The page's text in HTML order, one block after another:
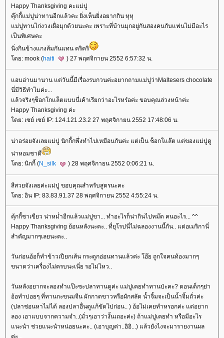
Happy Thanksgiving คะแม่ปู
คุ๊กกี้แม่ปูน่าทานอีกแล้วคะ ยิ่งเห็นยิ่งอยากกิน หุหุ
ม่ปูทานไก่งวงเผื่อมุกด้วยนะคะ เพราะที่บ้านมุกอยู่กันสองคนกับแฟนไม่มีอะไร
เป็นพิเศษคะ
นิ่งกินข้างแกงส้มกันแทน คริคริ
ดย: mook (haiti ) 27 พฤศจิกายน 2552 6:57:32 น.
อบอ่านมานาน แต่วันนี้มีเรื่องรบกวนค่ะอยากถามแม่ปูว่าMaltesers chocolate
นี่มีวิธีทำไมค่ะ...
เเล้วจริงๆช็อกโกแล็ตแบบนี่เค้าเรียกว่าอะไรหร๋อค่ะ ขอบคุณล่วงหน้าค่ะ
Happy Thanksgiving ค่ะ
ดย: เซย์ เซย์ IP: 124.121.23.2 27 พฤศจิกายน 2552 17:48:06 น.
น่าอร่อยจังเลยแม่ปู นิกกี้กพึ่งทำไปเหมือนกันค่ะ แต่เป็น ช็อกโแล๊ต แต่ของแม่ปูดู
น่าหอมชาดี
ดย: นิกกี้ (N_silk ) 28 พฤศจิกายน 2552 0:06:21 น.
สีสวยจังเลยค่ะแม่ปู ขอบคุณสำหรับสูตรนะคะ
ดย: อิน IP: 83.83.91.37 28 พฤศจิกายน 2552 4:55:24 น.
คุ้กกี้ชาเขียว น่าหม่ำอีกแล้วแม่ปูขา... ทำอะไรก็น่ากินไปหม๊ด คนอะไร... ^^
Happy Thanksgiving ย้อนหลังนะคะ.. ที่ยุโรปนี่ไม่ฉลองงานนี้กัน.. แต่อเมริกานี่
สำคัญมากๆเลยนะคะ..
วันก่อนอ้อก็ทำข้าวเปียกเส้น กระดูกอ่อนทานแล้วค่ะ โอ๊ย ถูกใจคนท้องมากๆ
ขนาดว่าเครื่องไม่ครบนะเนี่ย รอไม่ไหว..
วันหลังอยากจะลองทำแป๊ะซะปลาทานดูค่ะ แม่ปูเคยทำทานป่ะคะ? ตอนเด็กๆย่า
อ้อทำบ่อยๆ ที่ทานกะขนมจีน ผักกาดขาวหรือผักสลัด น้ำจิ้มจะเป็นน้ำจิ้มถั่วค่ะ
(ปลาช่อนหาไม่ได้ ลองปลาอื่นดูแก้ขัดไปก่อน.. ) อ้อไม่เคยทำหรอกค่ะ แต่อยาก
ลอง เอาแบบจากความจำ..(มั่วๆเอาว่างั้นเถอะค่ะ) ถ้าแม่ปูเคยทำ หรือมีอะไร
นะนำ ช่วยแนะนำหน่อยนะคะ.. (เอาบุญค่า..อิอิ...) แล้วยังไงจะมารายงานผล
ค่ะ...